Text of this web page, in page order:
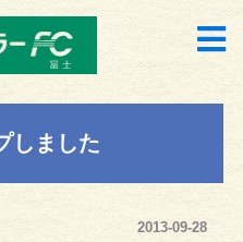
しました
2013-09-28